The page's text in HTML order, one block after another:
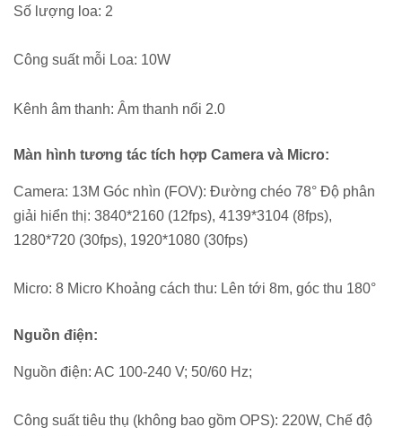
Số lượng loa: 2
Công suất mỗi Loa: 10W
Kênh âm thanh: Âm thanh nổi 2.0
Màn hình tương tác tích hợp Camera và Micro:
Camera: 13M Góc nhìn (FOV): Đường chéo 78° Độ phân
giải hiển thị: 3840*2160 (12fps), 4139*3104 (8fps),
1280*720 (30fps), 1920*1080 (30fps)
Micro: 8 Micro Khoảng cách thu: Lên tới 8m, góc thu 180°
Nguồn điện:
Nguồn điện: AC 100-240 V; 50/60 Hz;
Công suất tiêu thụ (không bao gồm OPS): 220W, Chế độ